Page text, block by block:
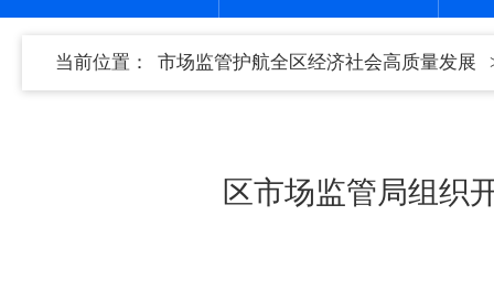
当前位置： 市场监管护航全区经济社会高质量发展
区市场监管局组织